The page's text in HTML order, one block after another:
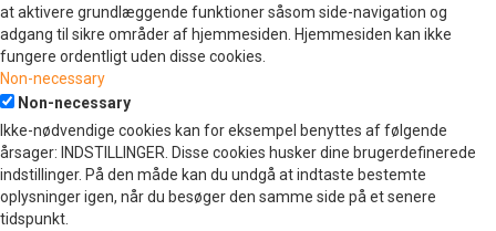
at aktivere grundlæggende funktioner såsom side-navigation og
adgang til sikre områder af hjemmesiden. Hjemmesiden kan ikke
fungere ordentligt uden disse cookies.
Non-necessary
Non-necessary
Ikke-nødvendige cookies kan for eksempel benyttes af følgende
årsager: INDSTILLINGER. Disse cookies husker dine brugerdefinerede
indstillinger. På den måde kan du undgå at indtaste bestemte
oplysninger igen, når du besøger den samme side på et senere
tidspunkt.